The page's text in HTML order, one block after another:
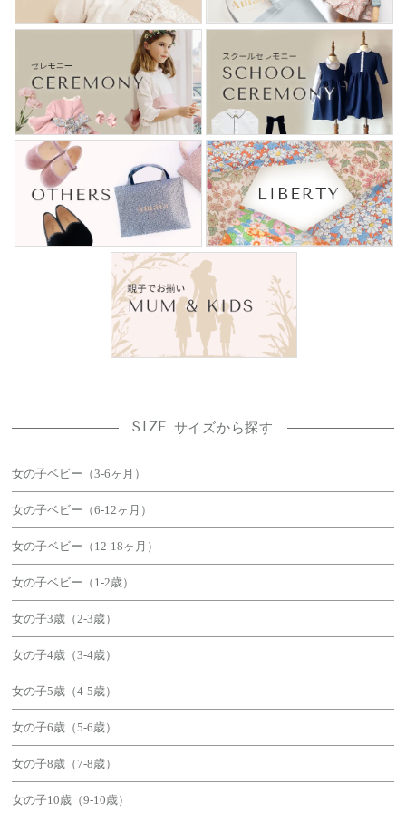
SIZE サイズから探す
女の子ベビー（3-6ヶ月）
女の子ベビー（6-12ヶ月）
女の子ベビー（12-18ヶ月）
女の子ベビー（1-2歳）
女の子3歳（2-3歳）
女の子4歳（3-4歳）
女の子5歳（4-5歳）
女の子6歳（5-6歳）
女の子8歳（7-8歳）
女の子10歳（9-10歳）